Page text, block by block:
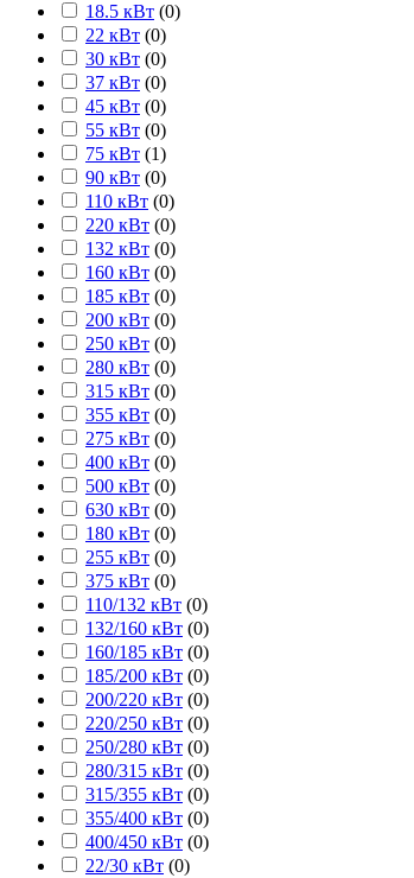
18.5 кВт (0)
22 кВт (0)
30 кВт (0)
37 кВт (0)
45 кВт (0)
55 кВт (0)
75 кВт (1)
90 кВт (0)
110 кВт (0)
220 кВт (0)
132 кВт (0)
160 кВт (0)
185 кВт (0)
200 кВт (0)
250 кВт (0)
280 кВт (0)
315 кВт (0)
355 кВт (0)
275 кВт (0)
400 кВт (0)
500 кВт (0)
630 кВт (0)
180 кВт (0)
255 кВт (0)
375 кВт (0)
110/132 кВт (0)
132/160 кВт (0)
160/185 кВт (0)
185/200 кВт (0)
200/220 кВт (0)
220/250 кВт (0)
250/280 кВт (0)
280/315 кВт (0)
315/355 кВт (0)
355/400 кВт (0)
400/450 кВт (0)
22/30 кВт (0)